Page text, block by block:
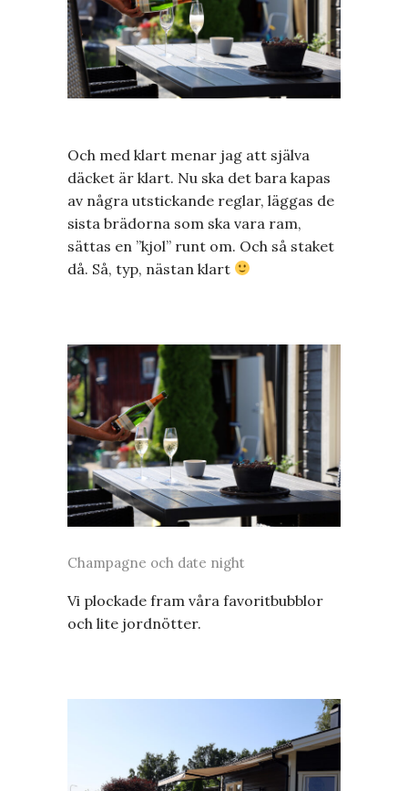
Och med klart menar jag att själva
däcket är klart. Nu ska det bara kapas
av några utstickande reglar, läggas de
sista brädorna som ska vara ram,
sättas en ”kjol” runt om. Och så staket
då. Så, typ, nästan klart
Champagne och date night
Vi plockade fram våra favoritbubblor
och lite jordnötter.